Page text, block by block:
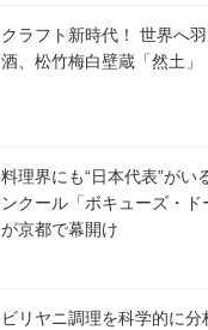
クラフト新時代！ 世界へ
酒、松竹梅白壁蔵「然土」
料理界にも“日本代表”がい
ンクール「ボキューズ・
が京都で幕開け
ビリヤニ調理を科学的に